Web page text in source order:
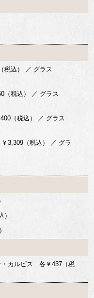
込） ／ グラス
税込） ／ グラス
（税込） ／ グラス
（税込） ／ グラ
・カルピス 各￥437（税